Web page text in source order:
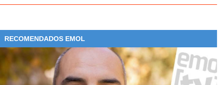
RECOMENDADOS EMOL